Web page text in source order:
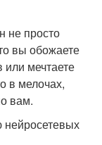
не просто
вы обожаете
или мечтаете
в мелочах,
вам.